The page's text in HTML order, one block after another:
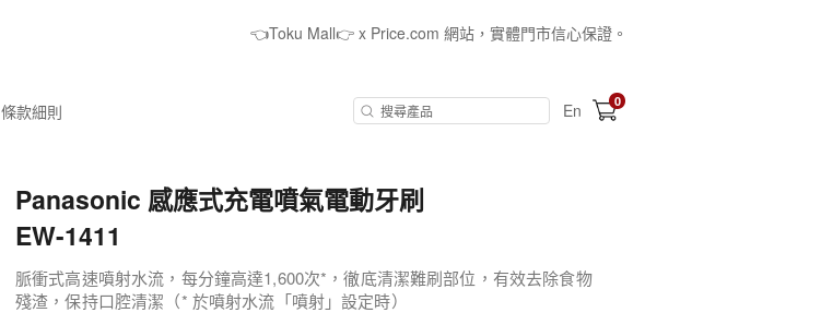
👈Toku Mall👉 x Price.com 網站，實體門市信心保證。
條款細則 En 0
Panasonic 感應式充電噴氣電動牙刷
EW-1411
脈衝式高速噴射水流，每分鐘高達1,600次*，徹底清潔難刷部位，有效去除食物
殘渣，保持口腔清潔（* 於噴射水流「噴射」設定時）